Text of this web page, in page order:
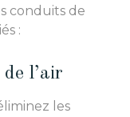
conduits de
:
l’air
les